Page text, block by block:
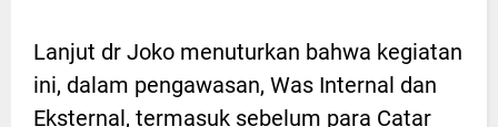
Lanjut dr Joko menuturkan bahwa kegiatan
ini, dalam pengawasan, Was Internal dan
Eksternal, termasuk sebelum para Catar